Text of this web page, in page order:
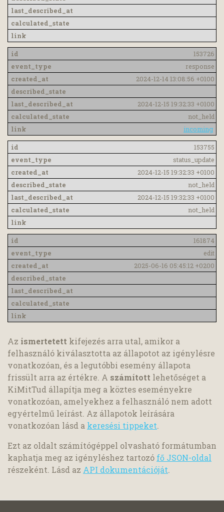
153726
response
2024-12-14 13:08:56 +0100
2024-12-15 19:32:33 +0100
not_held
incoming
153755
status_update
2024-12-15 19:32:33 +0100
not_held
2024-12-15 19:32:33 +0100
not_held
161874
edit
2025-06-16 05:45:12 +0200
Az ismertetett kifejezés arra utal, amikor a
felhasználó kiválasztotta az állapotot az igénylésre
vonatkozóan, és a legutóbbi esemény állapota
frissült arra az értékre. A számított lehetőséget a
KiMitTud állapítja meg a köztes eseményekre
vonatkozóan, amelyekhez a felhasználó nem adott
egyértelmű leírást. Az állapotok leírására
vonatkozóan lásd a keresési tippeket.
Ezt az oldalt számítógéppel olvasható formátumban
kaphatja meg az igényléshez tartozó fő JSON-oldal
részeként. Lásd az API dokumentációját.